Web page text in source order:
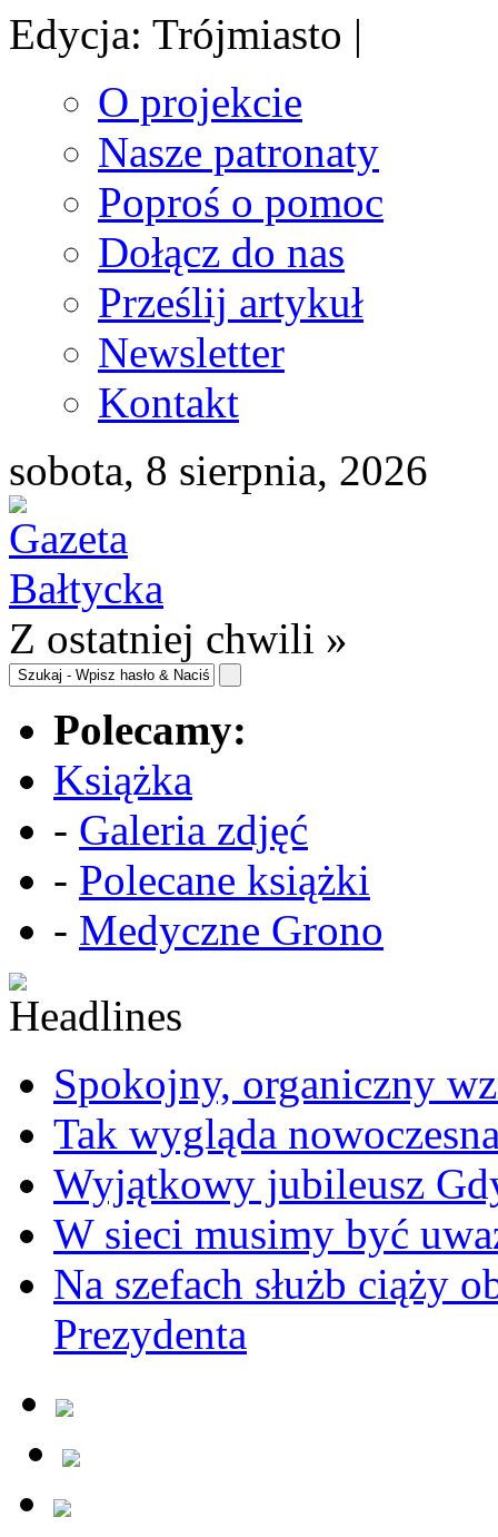
Edycja: Trójmiasto |
O projekcie
Nasze patronaty
Poproś o pomoc
Dołącz do nas
Prześlij artykuł
Newsletter
Kontakt
sobota, 8 sierpnia, 2026
Z ostatniej chwili »
Polecamy:
Książka
- Galeria zdjęć
- Polecane książki
- Medyczne Grono
Spokojny, organiczny
Tak wygląda
Wyjątkowy jubileusz
W sieci musimy być
Na szefach służb ciąży
Prezydenta